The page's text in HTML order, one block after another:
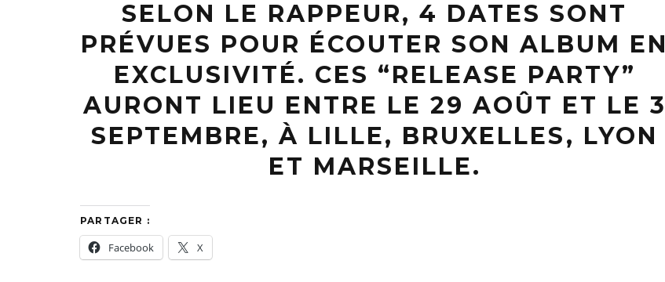
SELON LE RAPPEUR, 4 DATES SONT
PRÉVUES POUR ÉCOUTER SON ALBUM EN
EXCLUSIVITÉ. CES “RELEASE PARTY”
AURONT LIEU ENTRE LE 29 AOÛT ET LE 3
SEPTEMBRE, À LILLE, BRUXELLES, LYON
ET MARSEILLE.
PARTAGER :
Facebook X